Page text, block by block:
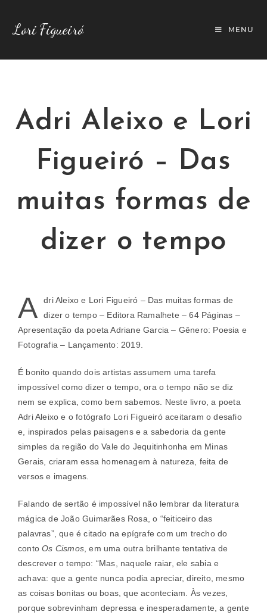
Lori Figueiró MENU
Adri Aleixo e Lori
Figueiró – Das
muitas formas de
dizer o tempo
A
dri Aleixo e Lori Figueiró – Das muitas formas de
dizer o tempo – Editora Ramalhete – 64 Páginas –
Apresentação da poeta Adriane Garcia – Gênero: Poesia e
Fotografia – Lançamento: 2019.
É bonito quando dois artistas assumem uma tarefa
impossível como dizer o tempo, ora o tempo não se diz
nem se explica, como bem sabemos. Neste livro, a poeta
Adri Aleixo e o fotógrafo Lori Figueiró aceitaram o desafio
e, inspirados pelas paisagens e a sabedoria da gente
simples da região do Vale do Jequitinhonha em Minas
Gerais, criaram essa homenagem à natureza, feita de
versos e imagens.
Falando de sertão é impossível não lembrar da literatura
mágica de João Guimarães Rosa, o “feiticeiro das
palavras”, que é citado na epígrafe com um trecho do
contoOs Cismos , em uma outra brilhante tentativa de
descrever o tempo: “Mas, naquele raiar, ele sabia e
achava: que a gente nunca podia apreciar, direito, mesmo
as coisas bonitas ou boas, que aconteciam. Às vezes,
porque sobrevinham depressa e inesperadamente, a gente